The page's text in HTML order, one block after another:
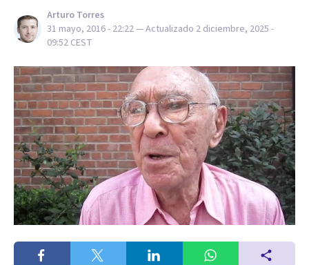
Arturo Torres
31 mayo, 2016 - 22:22— Actualizado 2 diciembre, 2025 -
09:52 CEST